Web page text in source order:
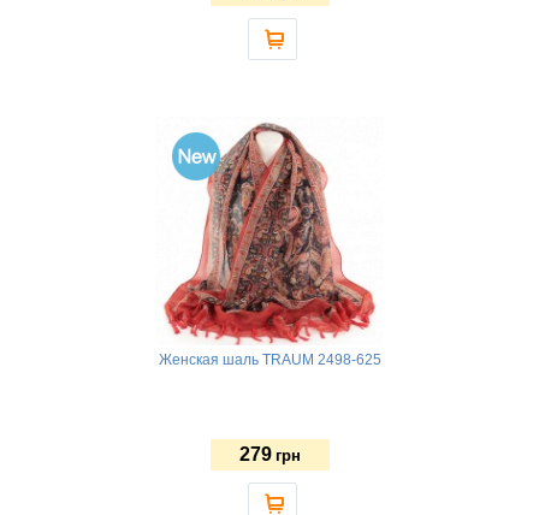
Женская шаль TRAUM 2498-625
279 грн